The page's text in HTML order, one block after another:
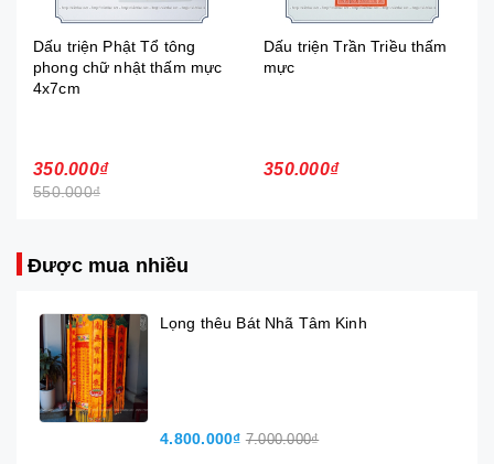
Phật Tổ tông
chữ nhật thấm mực
Dấu triện Trần Triều thấm
mực
350.000₫
Dấu
Được mua nhiều
Lọng thêu Bát Nhã Tâm Kinh
4.800.000₫ 7.000.000₫